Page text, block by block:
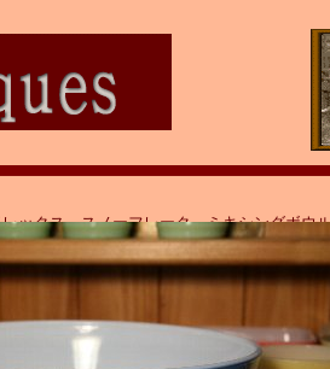
レックス スノーフレーク ミキシングボウ